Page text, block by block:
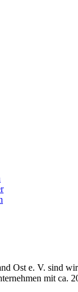
Ost e. V. sind
mit ca.